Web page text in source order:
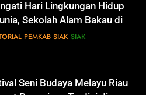
Hari Lingkungan Hidup
Sekolah Alam Bakau di
Cetak Generasi Penjaga
PEMKAB SIAK SIAK
Seni Budaya Melayu Riau